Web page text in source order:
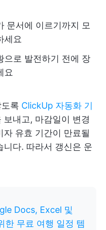
문서에 이르기까지 모
세요
으로 발전하기 전에 장
요
록 ClickUp 자동화 기
내고, 마감일이 변경
유효 기간이 만료될
다. 따라서 갱신은 운
Docs, Excel 및
한 무료 여행 일정 템